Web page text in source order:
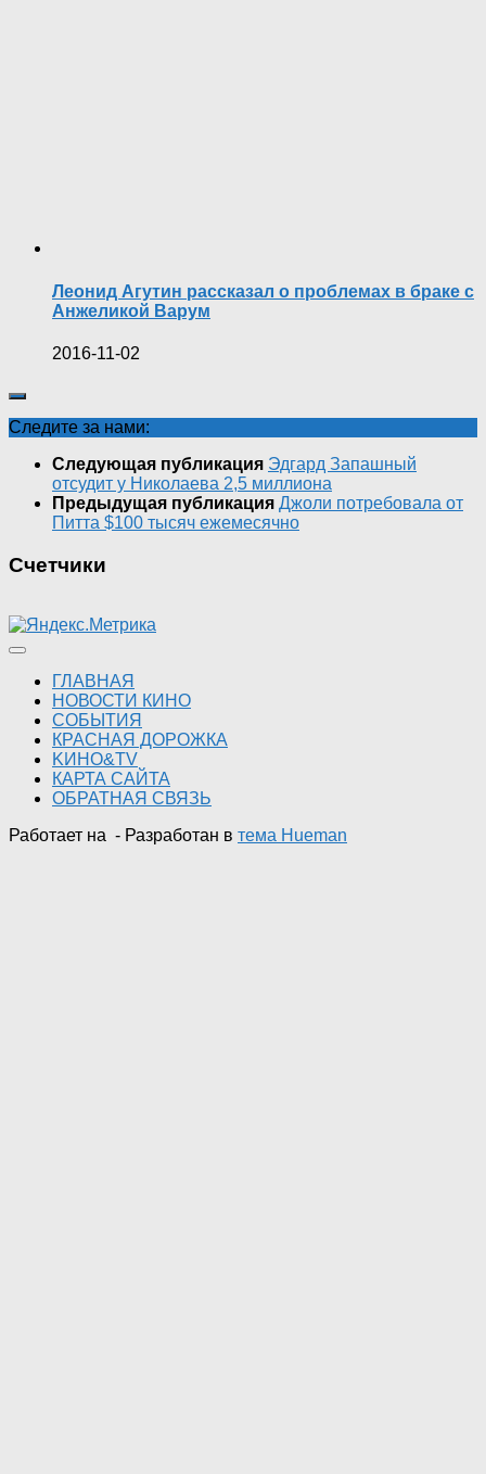
Леонид Агутин рассказал о проблемах в браке с
Анжеликой Варум
2016-11-02
Следите за нами:
Следующая публикация Эдгард Запашный
отсудит у Николаева 2,5 миллиона
Предыдущая публикация Джоли потребовала от
Питта $100 тысяч ежемесячно
Счетчики
ГЛАВНАЯ
НОВОСТИ КИНО
СОБЫТИЯ
КРАСНАЯ ДОРОЖКА
KИНО&TV
КАРТА САЙТА
ОБРАТНАЯ СВЯЗЬ
Работает на - Разработан в тема Hueman